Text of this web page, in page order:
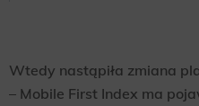
Wtedy nastąpiła zmiana
– Mobile First Index ma